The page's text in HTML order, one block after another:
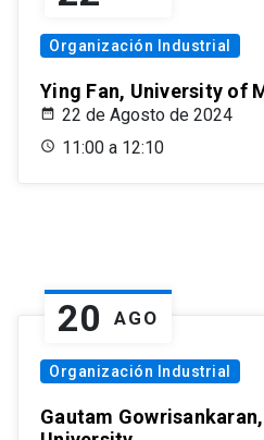
Organización Industrial
Ying Fan, University of
22 de Agosto de 2024
11:00 a 12:10
20 AGO
Organización Industrial
Gautam